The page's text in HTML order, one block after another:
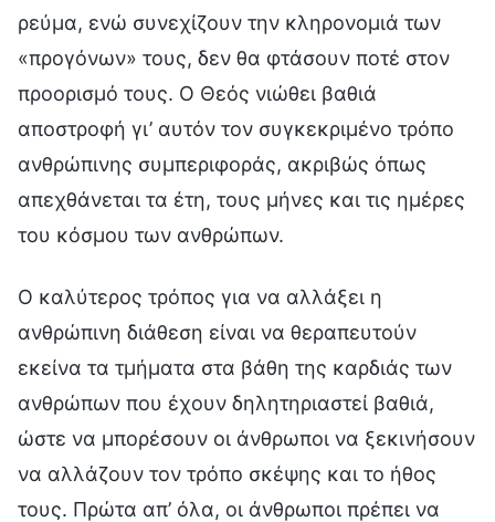
ρεύμα, ενώ συνεχίζουν την κληρονομιά των
«προγόνων» τους, δεν θα φτάσουν ποτέ στον
προορισμό τους. Ο Θεός νιώθει βαθιά
αποστροφή γι’ αυτόν τον συγκεκριμένο τρόπο
ανθρώπινης συμπεριφοράς, ακριβώς όπως
απεχθάνεται τα έτη, τους μήνες και τις ημέρες
του κόσμου των ανθρώπων.
Ο καλύτερος τρόπος για να αλλάξει η
ανθρώπινη διάθεση είναι να θεραπευτούν
εκείνα τα τμήματα στα βάθη της καρδιάς των
ανθρώπων που έχουν δηλητηριαστεί βαθιά,
ώστε να μπορέσουν οι άνθρωποι να ξεκινήσουν
να αλλάζουν τον τρόπο σκέψης και το ήθος
τους. Πρώτα απ’ όλα, οι άνθρωποι πρέπει να